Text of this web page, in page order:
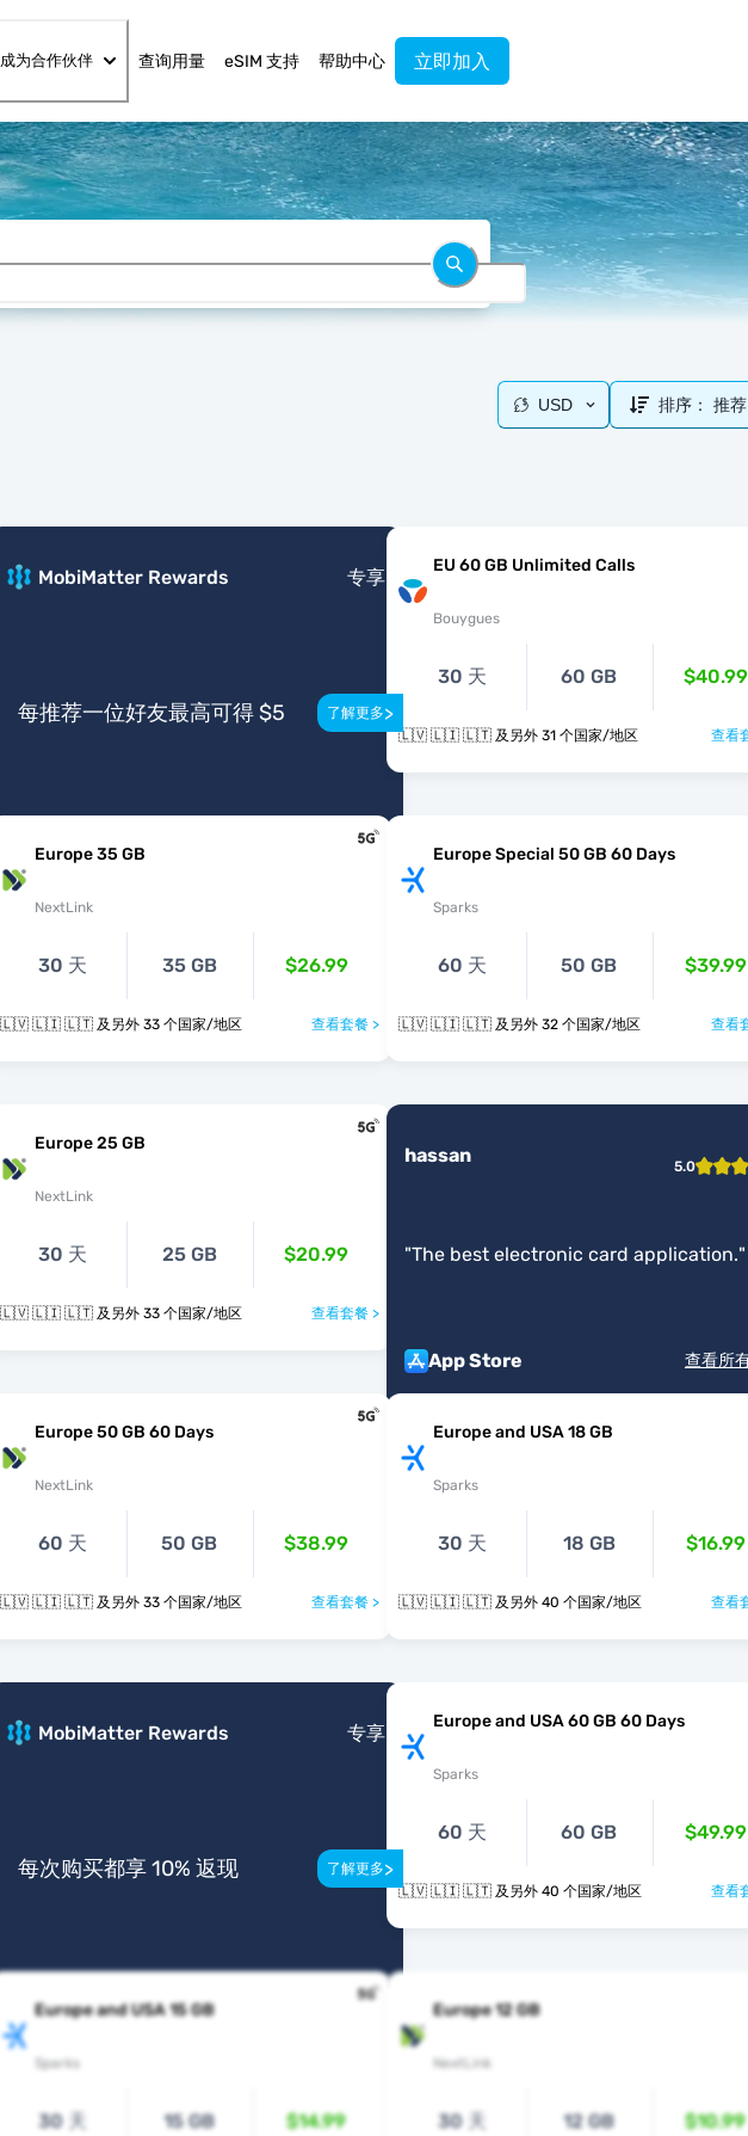
成为合作伙伴 查询用量 eSIM 支持 帮助中心 立即加入
USD 排序： 推荐
MobiMatter Rewards 专享
每推荐一位好友最高可得 $5 了解更多>
EU 60 GB Unlimited Calls
Bouygues
30 天 60 GB $40.99
🇱🇻 🇱🇮 🇱🇹 及另外 31 个国家/地区 查看
Europe 35 GB
NextLink
30 天 35 GB $26.99
🇱🇻 🇱🇮 🇱🇹 及另外 33 个国家/地区 查看套餐 >
Europe Special 50 GB 60 Days
Sparks
60 天 50 GB $39.99
🇱🇻 🇱🇮 🇱🇹 及另外 32 个国家/地区 查看
Europe 25 GB
NextLink
30 天 25 GB $20.99
🇱🇻 🇱🇮 🇱🇹 及另外 33 个国家/地区 查看套餐 >
hassan 5.0
"The best electronic card application."
App Store 查看所
Europe 50 GB 60 Days
NextLink
60 天 50 GB $38.99
🇱🇻 🇱🇮 🇱🇹 及另外 33 个国家/地区 查看套餐 >
Europe and USA 18 GB
Sparks
30 天 18 GB $16.99
🇱🇻 🇱🇮 🇱🇹 及另外 40 个国家/地区 查看
MobiMatter Rewards 专享
每次购买都享 10% 返现 了解更多>
Europe and USA 60 GB 60 Days
Sparks
60 天 60 GB $49.99
🇱🇻 🇱🇮 🇱🇹 及另外 40 个国家/地区 查看
Europe and USA 15 GB
Sparks
30 天 15 GB $14.99
Europe 12 GB
NextLink
30 天 12 GB $10.99